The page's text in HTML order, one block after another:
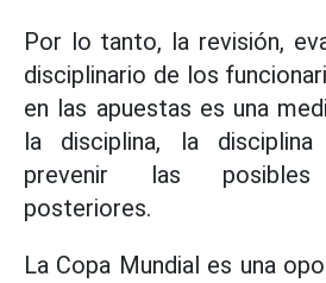
Por lo tanto, la revisión,
disciplinario de los
en las apuestas es una
la disciplina, la disciplina
prevenir las posibles
posteriores.
La Copa Mundial es una